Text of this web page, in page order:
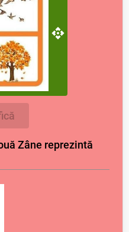
Zâne reprezintă